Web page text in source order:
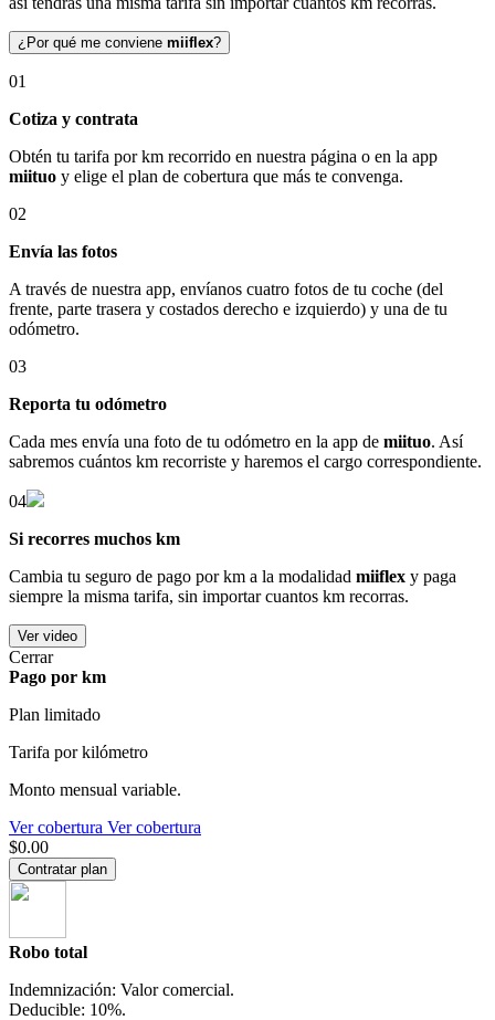
¿Por qué me conviene miiflex?
01
Cotiza y contrata
Obtén tu tarifa por km recorrido en nuestra página o en la app
miituo y elige el plan de cobertura que más te convenga.
02
Envía las fotos
A través de nuestra app, envíanos cuatro fotos de tu coche (del
frente, parte trasera y costados derecho e izquierdo) y una de tu
odómetro.
03
Reporta tu odómetro
Cada mes envía una foto de tu odómetro en la app de miituo. Así
sabremos cuántos km recorriste y haremos el cargo correspondiente.
04
Si recorres muchos km
Cambia tu seguro de pago por km a la modalidad miiflex y paga
siempre la misma tarifa, sin importar cuantos km recorras.
Ver video
Cerrar
Pago por km
Plan limitado
Tarifa por kilómetro
Monto mensual variable.
Ver cobertura Ver cobertura
$0.00
Contratar plan
Robo total
Indemnización: Valor comercial.
Deducible: 10%.